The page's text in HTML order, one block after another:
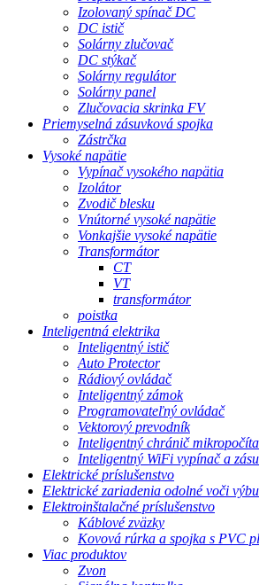
Izolovaný spínač DC
DC istič
Solárny zlučovač
DC stýkač
Solárny regulátor
Solárny panel
Zlučovacia skrinka FV
Priemyselná zásuvková spojka
Zástrčka
Vysoké napätie
Vypínač vysokého napätia
Izolátor
Zvodič blesku
Vnútorné vysoké napätie
Vonkajšie vysoké napätie
Transformátor
CT
VT
transformátor
poistka
Inteligentná elektrika
Inteligentný istič
Auto Protector
Rádiový ovládač
Inteligentný zámok
Programovateľný ovládač
Vektorový prevodník
Inteligentný chránič
Inteligentný WiFi vypínač a
Elektrické príslušenstvo
Elektrické zariadenia odolné voči
Elektroinštalačné príslušenstvo
Káblové zväzky
Kovová rúrka a spojka s PVC
Viac produktov
Zvon